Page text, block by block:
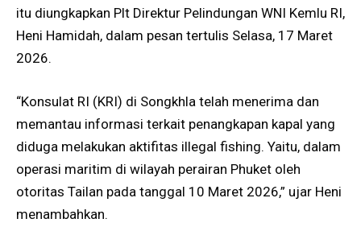
itu diungkapkan Plt Direktur Pelindungan WNI Kemlu RI,
Heni Hamidah, dalam pesan tertulis Selasa, 17 Maret
2026.
“Konsulat RI (KRI) di Songkhla telah menerima dan
memantau informasi terkait penangkapan kapal yang
diduga melakukan aktifitas illegal fishing. Yaitu, dalam
operasi maritim di wilayah perairan Phuket oleh
otoritas Tailan pada tanggal 10 Maret 2026,” ujar Heni
menambahkan.